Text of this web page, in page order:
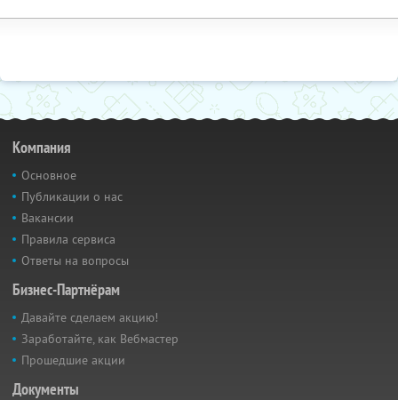
Компания
Основное
Публикации о нас
Вакансии
Правила сервиса
Ответы на вопросы
Бизнес-Партнёрам
Давайте сделаем акцию!
Заработайте, как Вебмастер
Прошедшие акции
Документы